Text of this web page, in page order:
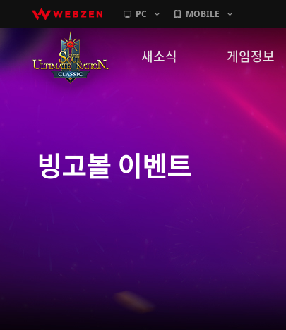
PC MOBILE
새소식
GM노트
이벤트
게임정보
세계관
캐릭터소개
빙고볼 이벤트